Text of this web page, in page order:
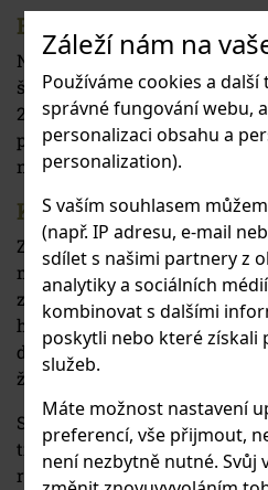
Záleží nám na
Používáme cookies a
správné fungování webu,
personalizaci obsahu a
personalization).
S vaším souhlasem
(např. IP adresu, e-mail
sdílet s našimi partnery z
analytiky a sociálních
kombinovat s dalšími
poskytli nebo které získali
služeb.
Máte možnost nastavení
preferencí, vše přijmout,
není nezbytně nutné. Svůj
Budova školy
Naše ZUŠ vznikla v roce 1961
školy. Původní historická
2004 až 2006 významnou
podařilo prostory
novodobým nárokům výuky.
Koncepce školy
ZUŠ Stodůlky je
městem Praha a zařazenou
zákona 561/204 Sb.,
hudební (HO), taneční (TO),
dramatický (LDO). Na škole
žáků, což je současně i cílová
Studium je určeno pro žáky od
třech stupních: přípravný
roky, I. stupeň je sedmiletý a